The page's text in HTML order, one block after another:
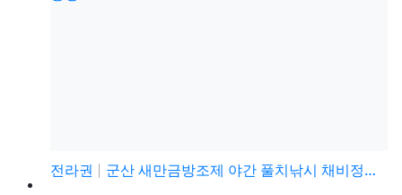
전라권
군산 새만금방조제 야간 풀치낚시 채비정보 및 조황정보